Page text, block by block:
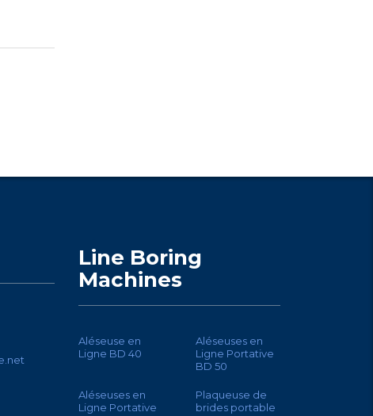
Line Boring
Machines
Aléseuse en
Ligne BD 40
Aléseuses en
Ligne Portative
BD 50
Aléseuses en
Ligne Portative
Plaqueuse de
brides portable